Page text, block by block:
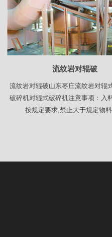
流纹岩对辊破
流纹岩对辊破山东枣庄流纹岩对辊
破碎机对辊式破碎机注意事项：入
按规定要求,禁止大于规定物